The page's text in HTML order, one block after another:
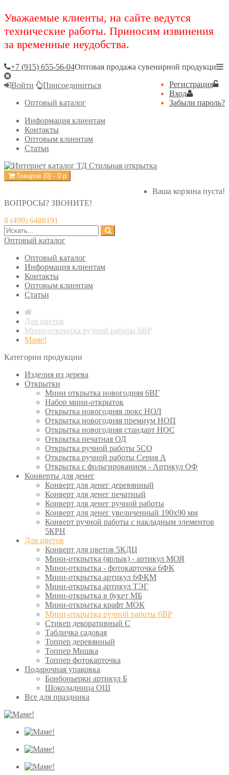
Уважаемые клиенты, на сайте ведутся
технические работы. Приносим извинения
за временные неудобства.
+7 (915) 655-56-04Оптовая продажа сувенирной продукци
Регистрация
Вход
Забыли пароль?
Войти
Присоединиться
Оптовый каталог
Информация клиентам
Контакты
Оптовым клиентам
Статьи
Товаров (0) - 0 р
Ваша корзина пуста!
ВОПРОСЫ? ЗВОНИТЕ!
8 (499) 6488191
Оптовый каталог
Оптовый каталог
Информация клиентам
Контакты
Оптовым клиентам
Статьи
Для цветов
Мини-открытка ручной работы 6ВР
Маме!
Категории продукции
Изделия из дерева
Открытки
Мини открытка новогодняя 6ВГ
Набор мини-открыток
Открытка новогодняя люкс НОЛ
Открытка новогодняя премиум НОП
Открытка новогодняя стандарт НОС
Открытка печатная ОД
Открытка ручной работы 5СО
Открытка ручной работы Серия А
Открытка с фольгированием - Артикул ОФ
Конверты для денег
Конверт для денег деревянный
Конверт для денег печатный
Конверт для денег ручной работы
Конверт для денег увеличенный 190х90 мм
Конверт ручной работы с накладным элементов
5КРН
Для цветов
Конверт для цветов 5КДЦ
Мини-открытка (ярлык) - артикул МОЯ
Мини-открытка - фотокарточка 6ФК
Мини-открытка артикул 6ФКМ
Мини-открытка артикул ТЭГ
Мини-открытка в букет МБ
Мини-открытка крафт МОК
Мини-открытка ручной работы 6ВР
Стикер декоративный С
Табличка садовая
Топпер деревянный
Топпер Мишка
Топпер фотокарточка
Подарочная упаковка
Бонбоньерки артикул Б
Шоколадница ОШ
Все для праздника